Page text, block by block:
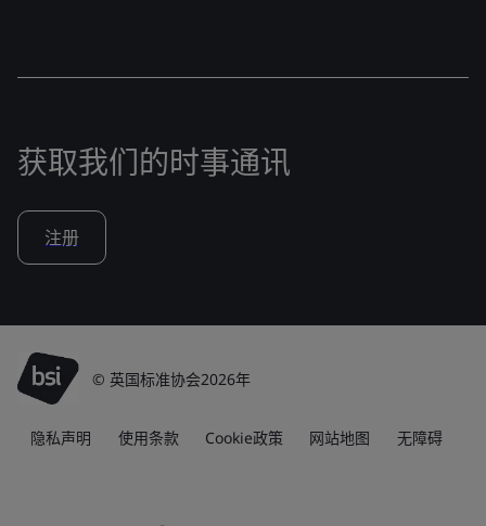
获取我们的时事通讯
注册
© 英国标准协会2026年
隐私声明 使用条款 Cookie政策 网站地图 无障碍